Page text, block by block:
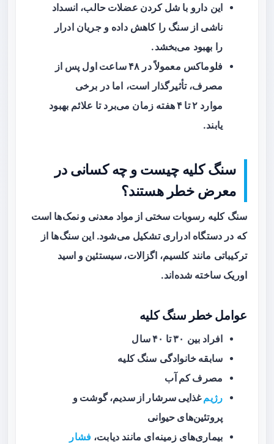
این دارو با شل کردن عضلات حالب، انسداد
ناشی از سنگ را کاهش داده و جریان ادرار
را بهبود می‌بخشد.
فلوماکس معمولاً در ۴۸ ساعت اول
پس از
مصرف، تأثیرگذار است، اما در برخی
موارد ۲ تا ۴ هفته
زمان می‌برد تا علائم بهبود
یابند.
سنگ کلیه چیست و چه کسانی در
معرض خطر هستند؟
سنگ کلیه رسوبات سختی از مواد معدنی و نمک‌ها است
که در دستگاه ادراری تشکیل می‌شود. این سنگ‌ها از
ترکیباتی مانندکلسیم، اگزالات، سیستئین و اسید
اوریک ساخته شده‌اند.
عوامل خطر سنگ کلیه
افراد بین ۳۰ تا ۴۰ سال
سابقه خانوادگی سنگ کلیه
مصرف کم آب
رژیمغذایی سرشار از سدیم، گوشت و
پروتئین‌های حیوانی
بیماری‌های زمینه‌ای مانند دیابت، فشار